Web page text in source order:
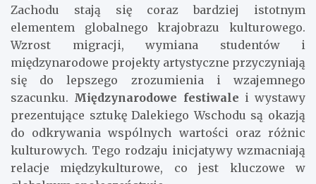
Zachodu stają się coraz bardziej istotnym
elementem globalnego krajobrazu kulturowego.
Wzrost migracji, wymiana studentów i
międzynarodowe projekty artystyczne przyczyniają
się do lepszego zrozumienia i wzajemnego
szacunku. Międzynarodowe festiwale i wystawy
prezentujące sztukę Dalekiego Wschodu są okazją
do odkrywania wspólnych wartości oraz różnic
kulturowych. Tego rodzaju inicjatywy wzmacniają
relacje międzykulturowe, co jest kluczowe w